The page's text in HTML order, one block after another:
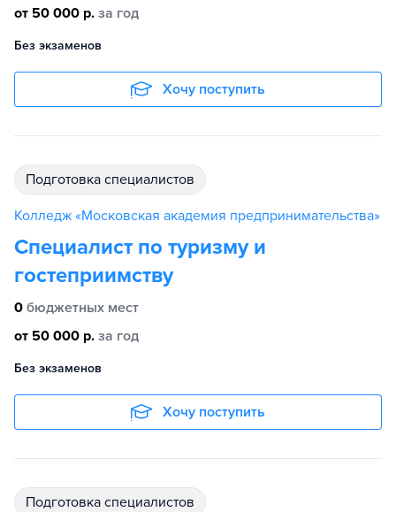
от 50 000 р. за год
Без экзаменов
Хочу поступить
подготовка специалистов
Колледж «Московская академия предпринимательства»
Специалист по туризму и
гостеприимству
0 бюджетных мест
от 50 000 р. за год
Без экзаменов
Хочу поступить
подготовка специалистов